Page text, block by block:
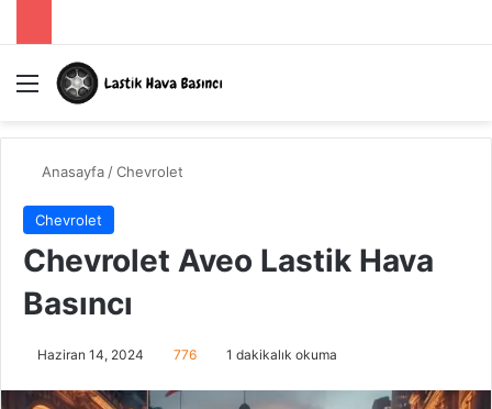
Menü
Anasayfa /Chevrolet
Chevrolet
Chevrolet Aveo Lastik Hava
Basıncı
Haziran 14, 2024 776 1 dakikalık okuma